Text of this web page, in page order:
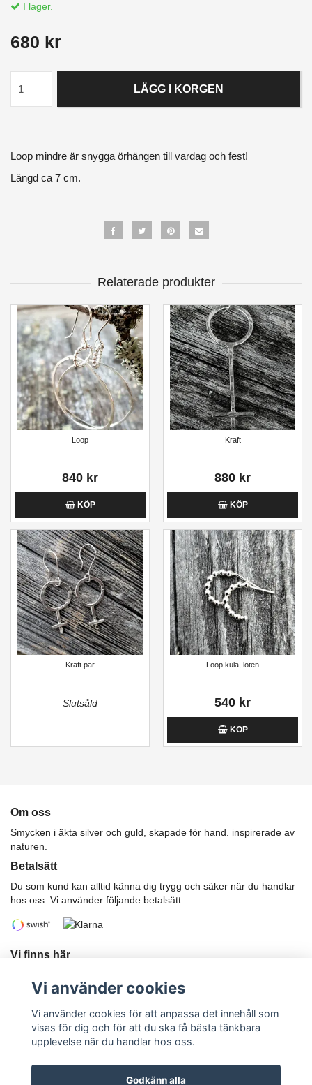
I lager.
680 kr
LÄGG I KORGEN
Loop mindre är snygga örhängen till vardag och fest!
Längd ca 7 cm.
Relaterade produkter
Loop
840 kr
KÖP
Kraft
880 kr
KÖP
Kraft par
Slutsåld
Loop kula, loten
540 kr
KÖP
Om oss
Smycken i äkta silver och guld, skapade för hand. inspirerade av
naturen.
Betalsätt
Du som kund kan alltid känna dig trygg och säker när du handlar
hos oss. Vi använder följande betalsätt.
Vi finns här
Telefon: 070-247 85 02
Vi använder cookies
Vi använder cookies för att anpassa det innehåll som
visas för dig och för att du ska få bästa tänkbara
upplevelse när du handlar hos oss.
Godkänn alla